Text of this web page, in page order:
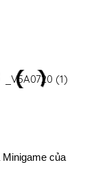
Minigame của